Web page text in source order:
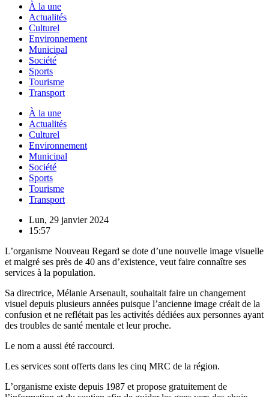
À la une
Actualités
Culturel
Environnement
Municipal
Société
Sports
Tourisme
Transport
À la une
Actualités
Culturel
Environnement
Municipal
Société
Sports
Tourisme
Transport
Lun, 29 janvier 2024
15:57
L’organisme Nouveau Regard se dote d’une nouvelle image visuelle
et malgré ses près de 40 ans d’existence, veut faire connaître ses
services à la population.
Sa directrice, Mélanie Arsenault, souhaitait faire un changement
visuel depuis plusieurs années puisque l’ancienne image créait de la
confusion et ne reflétait pas les activités dédiées aux personnes ayant
des troubles de santé mentale et leur proche.
Le nom a aussi été raccourci.
Les services sont offerts dans les cinq MRC de la région.
L’organisme existe depuis 1987 et propose gratuitement de